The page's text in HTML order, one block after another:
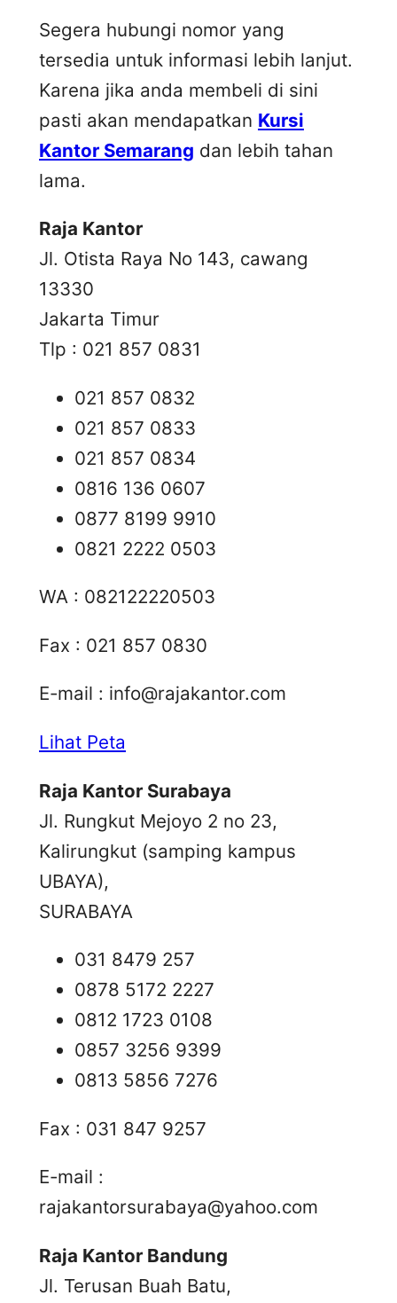
Segera hubungi nomor yang
tersedia untuk informasi lebih lanjut.
Karena jika anda membeli di sini
pasti akan mendapatkan Kursi
Kantor Semarang dan lebih tahan
lama.
Raja Kantor
Jl. Otista Raya No 143, cawang
13330
Jakarta Timur
Tlp : 021 857 0831
021 857 0832
021 857 0833
021 857 0834
0816 136 0607
0877 8199 9910
0821 2222 0503
WA : 082122220503
Fax : 021 857 0830
E-mail : info@rajakantor.com
Lihat Peta
Raja Kantor Surabaya
Jl. Rungkut Mejoyo 2 no 23,
Kalirungkut (samping kampus
UBAYA),
SURABAYA
031 8479 257
0878 5172 2227
0812 1723 0108
0857 3256 9399
0813 5856 7276
Fax : 031 847 9257
E-mail :
rajakantorsurabaya@yahoo.com
Raja Kantor Bandung
Jl. Terusan Buah Batu,